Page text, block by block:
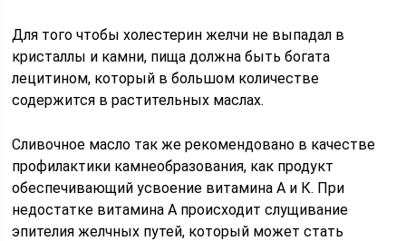
Для того чтобы холестерин желчи не выпадал в
кристаллы и камни, пища должна быть богата
лецитином, который в большом количестве
содержится в растительных маслах.
Сливочное масло так же рекомендовано в качестве
профилактики камнеобразования, как продукт
обеспечивающий усвоение витамина А и К. При
недостатке витамина А происходит слущивание
эпителия желчных путей, который может стать